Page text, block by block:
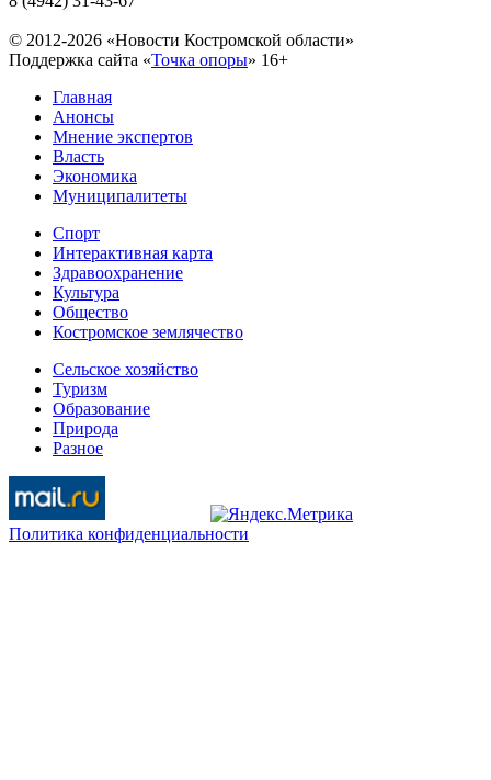
© 2012-2026 «Новости Костромской области»
Поддержка сайта «Точка опоры» 16+
Главная
Анонсы
Мнение экспертов
Власть
Экономика
Муниципалитеты
Спорт
Интерактивная карта
Здравоохранение
Культура
Общество
Костромское землячество
Сельское хозяйство
Туризм
Образование
Природа
Разное
Политика конфиденциальности